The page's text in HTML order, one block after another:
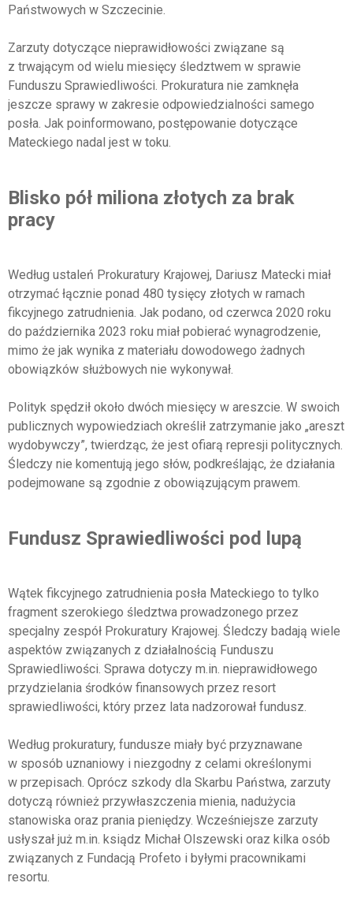
Państwowych w Szczecinie.
Zarzuty dotyczące nieprawidłowości związane są
z trwającym od wielu miesięcy śledztwem w sprawie
Funduszu Sprawiedliwości. Prokuratura nie zamknęła
jeszcze sprawy w zakresie odpowiedzialności samego
posła. Jak poinformowano, postępowanie dotyczące
Mateckiego nadal jest w toku.
Blisko pół miliona złotych za brak
pracy
Według ustaleń Prokuratury Krajowej, Dariusz Matecki miał
otrzymać łącznie ponad 480 tysięcy złotych w ramach
fikcyjnego zatrudnienia. Jak podano, od czerwca 2020 roku
do października 2023 roku miał pobierać wynagrodzenie,
mimo że jak wynika z materiału dowodowego żadnych
obowiązków służbowych nie wykonywał.
Polityk spędził około dwóch miesięcy w areszcie. W swoich
publicznych wypowiedziach określił zatrzymanie jako „areszt
wydobywczy”, twierdząc, że jest ofiarą represji politycznych.
Śledczy nie komentują jego słów, podkreślając, że działania
podejmowane są zgodnie z obowiązującym prawem.
Fundusz Sprawiedliwości pod lupą
Wątek fikcyjnego zatrudnienia posła Mateckiego to tylko
fragment szerokiego śledztwa prowadzonego przez
specjalny zespół Prokuratury Krajowej. Śledczy badają wiele
aspektów związanych z działalnością Funduszu
Sprawiedliwości. Sprawa dotyczy m.in. nieprawidłowego
przydzielania środków finansowych przez resort
sprawiedliwości, który przez lata nadzorował fundusz.
Według prokuratury, fundusze miały być przyznawane
w sposób uznaniowy i niezgodny z celami określonymi
w przepisach. Oprócz szkody dla Skarbu Państwa, zarzuty
dotyczą również przywłaszczenia mienia, nadużycia
stanowiska oraz prania pieniędzy. Wcześniejsze zarzuty
usłyszał już m.in. ksiądz Michał Olszewski oraz kilka osób
związanych z Fundacją Profeto i byłymi pracownikami
resortu.